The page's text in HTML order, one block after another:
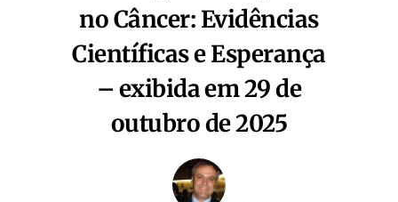
no Câncer: Evidências
Científicas e Esperança
– exibida em 29 de
outubro de 2025